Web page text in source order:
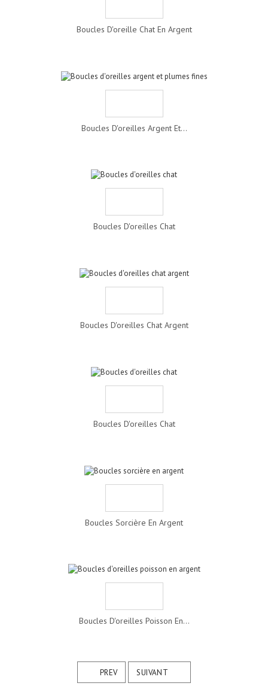
Boucles D'oreille Chat En Argent
Boucles D'oreilles Argent Et...
Boucles D'oreilles Chat
Boucles D'oreilles Chat Argent
Boucles D'oreilles Chat
Boucles Sorcière En Argent
Boucles D'oreilles Poisson En...
PREV SUIVANT